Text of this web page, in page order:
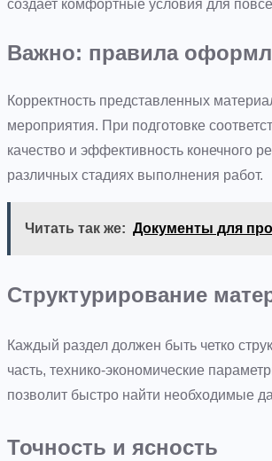
создает комфортные условия для
Важно: правила
Корректность представленных
мероприятия. При подготовке
качество и эффективность конечного
различных стадиях выполнения работ.
Читать так же: Документы для
Структурирование
Каждый раздел должен быть четко
часть, технико-экономические
позволит быстро найти необходимые
Точность и ясность